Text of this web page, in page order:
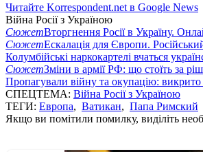
Читайте Korrespondent.net в Google News
Війна Росії з Україною
СюжетВторгнення Росії в Україну.
СюжетЕскалація для Європи.
Колумбійські наркокартелі вчаться
СюжетЗміни в армії РФ: що стоїть за
Пропагували війну та окупацію:
СПЕЦТЕМА: Війна Росії з Україною
ТЕГИ: Европа, Ватикан, Папа Римский
Якщо ви помітили помилку, виділіть